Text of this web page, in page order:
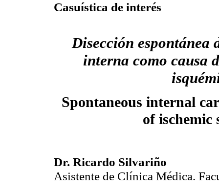
Casuística de interés
Disección espontánea
interna como causa
Spontaneous internal
of ischemic
Dr. Ricardo Silvariño
Asistente de Clínica Médica.